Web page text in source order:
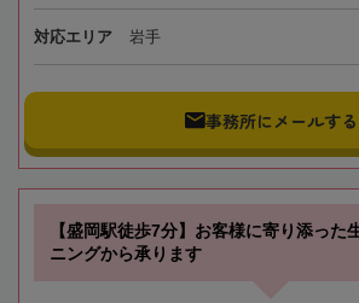
対応エリア 岩手
事務所にメールする
【盛岡駅徒歩7分】お客様に寄り添った
ニングから承ります